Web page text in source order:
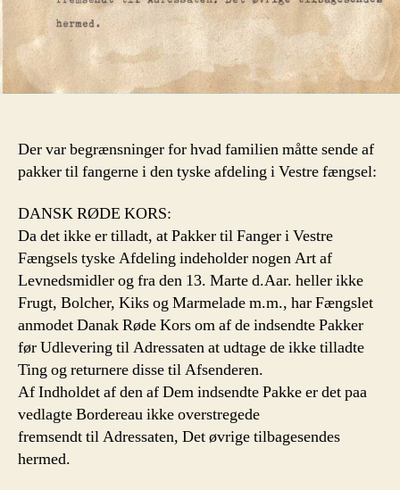
Der var begrænsninger for hvad familien måtte sende af
pakker til fangerne i den tyske afdeling i Vestre fængsel:
DANSK RØDE KORS:
Da det ikke er tilladt, at Pakker til Fanger i Vestre
Fængsels tyske Afdeling indeholder nogen Art af
Levnedsmidler og fra den 13. Marte d.Aar. heller ikke
Frugt, Bolcher, Kiks og Marmelade m.m., har Fængslet
anmodet Danak Røde Kors om af de indsendte Pakker
før Udlevering til Adressaten at udtage de ikke tilladte
Ting og returnere disse til Afsenderen.
Af Indholdet af den af Dem indsendte Pakke er det paa
vedlagte Bordereau ikke overstregede
fremsendt til Adressaten, Det øvrige tilbagesendes
hermed.